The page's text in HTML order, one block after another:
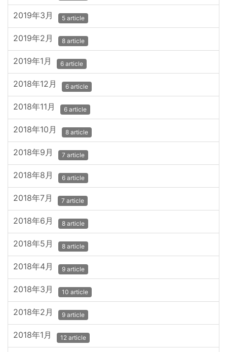
2019年3月 5 article
2019年2月 8 article
2019年1月 6 article
2018年12月 6 article
2018年11月 6 article
2018年10月 8 article
2018年9月 7 article
2018年8月 6 article
2018年7月 7 article
2018年6月 8 article
2018年5月 8 article
2018年4月 9 article
2018年3月 10 article
2018年2月 9 article
2018年1月 12 article